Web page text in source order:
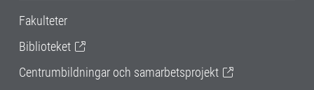
Fakulteter
Biblioteket
Centrumbildningar och samarbetsprojekt